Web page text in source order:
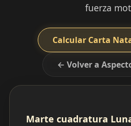
fuerza
Calcular Carta
← Volver a
Marte cuadratura